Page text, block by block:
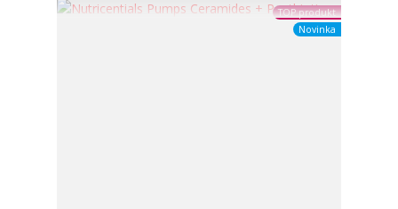
TOP produkt
Novinka